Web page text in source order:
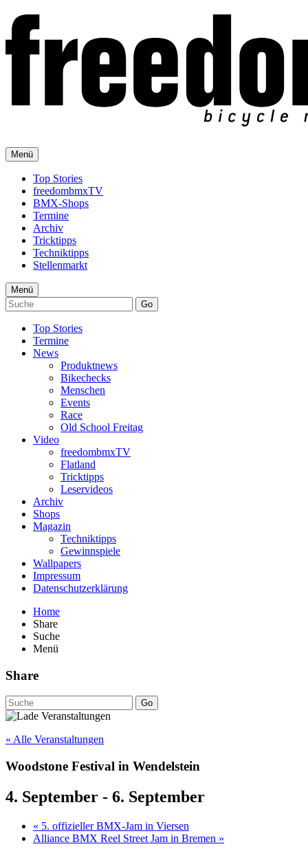
Menü
Top Stories
freedombmxTV
BMX-Shops
Termine
Archiv
Tricktipps
Techniktipps
Stellenmarkt
Menü
Go
Top Stories
Termine
News
Produktnews
Bikechecks
Menschen
Events
Race
Old School Freitag
Video
freedombmxTV
Flatland
Tricktipps
Leservideos
Archiv
Shops
Magazin
Techniktipps
Gewinnspiele
Wallpapers
Impressum
Datenschutzerklärung
Home
Share
Suche
Menü
Share
Go
« Alle Veranstaltungen
Woodstone Festival in Wendelstein
4. September - 6. September
« 5. offizieller BMX-Jam in Viersen
Alliance BMX Reel Street Jam in Bremen »